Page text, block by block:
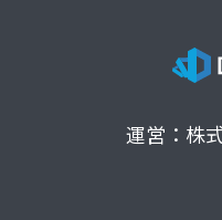
運営：株